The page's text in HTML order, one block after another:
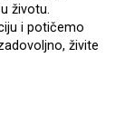
životu.
i potičemo
živite